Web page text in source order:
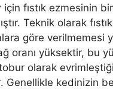
için fıstık ezmesinin
Teknik olarak
göre verilmemesi
oranı yüksektir, bu
olarak
Genellikle kedinizin